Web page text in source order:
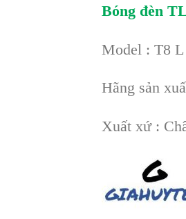
Bóng đèn
Model : T8
Hãng sản
Xuất xứ :